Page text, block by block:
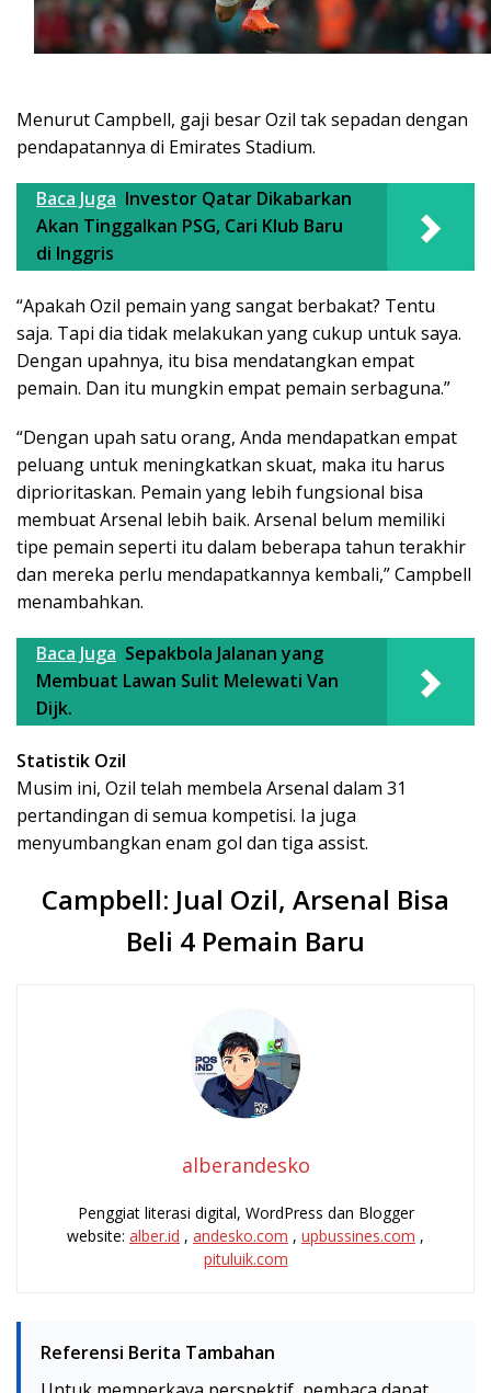
Menurut Campbell, gaji besar Ozil tak sepadan dengan
pendapatannya di Emirates Stadium.
Baca Juga Investor Qatar Dikabarkan
Akan Tinggalkan PSG, Cari Klub Baru
di Inggris
“Apakah Ozil pemain yang sangat berbakat? Tentu
saja. Tapi dia tidak melakukan yang cukup untuk saya.
Dengan upahnya, itu bisa mendatangkan empat
pemain. Dan itu mungkin empat pemain serbaguna.”
“Dengan upah satu orang, Anda mendapatkan empat
peluang untuk meningkatkan skuat, maka itu harus
diprioritaskan. Pemain yang lebih fungsional bisa
membuat Arsenal lebih baik. Arsenal belum memiliki
tipe pemain seperti itu dalam beberapa tahun terakhir
dan mereka perlu mendapatkannya kembali,” Campbell
menambahkan.
Baca Juga Sepakbola Jalanan yang
Membuat Lawan Sulit Melewati Van
Dijk.
Statistik Ozil
Musim ini, Ozil telah membela Arsenal dalam 31
pertandingan di semua kompetisi. Ia juga
menyumbangkan enam gol dan tiga assist.
Campbell: Jual Ozil, Arsenal Bisa
Beli 4 Pemain Baru
alberandesko
Penggiat literasi digital, WordPress dan Blogger
website: alber.id , andesko.com , upbussines.com ,
pituluik.com
Referensi Berita Tambahan